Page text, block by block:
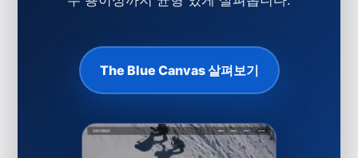
The Blue Canvas 살펴보기